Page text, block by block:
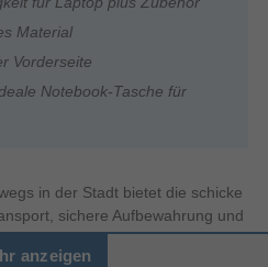
Material
Vorderseite
Notebook-Tasche für
in der Stadt bietet die schicke
sichere Aufbewahrung und
Feuchtigkeit für Laptop plus
anzeigen